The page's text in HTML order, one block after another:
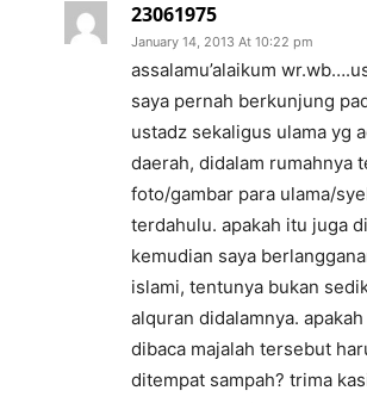
23061975
January 14, 2013 At 10:22 pm
assalamu’alaikum
saya pernah berkunjung
ustadz sekaligus ulama yg
daerah, didalam rumahnya
foto/gambar para ulama/
terdahulu. apakah itu juga
kemudian saya
islami, tentunya bukan
alquran didalamnya.
dibaca majalah tersebut
ditempat sampah? trima